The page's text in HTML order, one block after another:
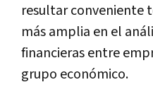
resultar conveniente
más amplia en el
financieras entre
grupo económico.